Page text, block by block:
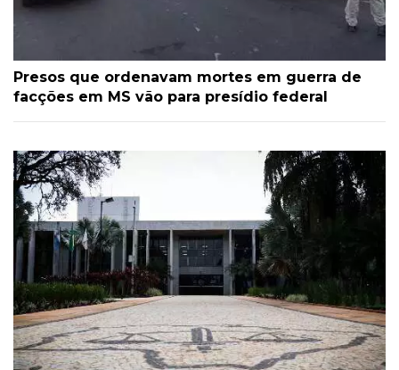
Presos que ordenavam mortes em guerra de
facções em MS vão para presídio federal